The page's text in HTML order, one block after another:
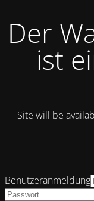
Der
ist
Site will be
Benutzeranmeldung